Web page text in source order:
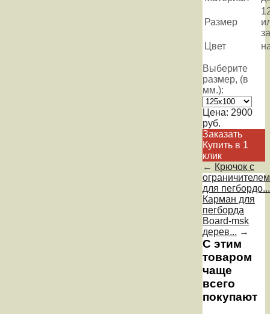
Размер
Цвет
Выберите
размер, (в
мм.):
Цена: 2900
руб.
Заказать
Купить в 1
клик
← Крючок с
ограничителем
для пегбордо...
Карман для
пегборда
Board-msk
дерев... →
С этим
товаром
чаще
всего
покупают